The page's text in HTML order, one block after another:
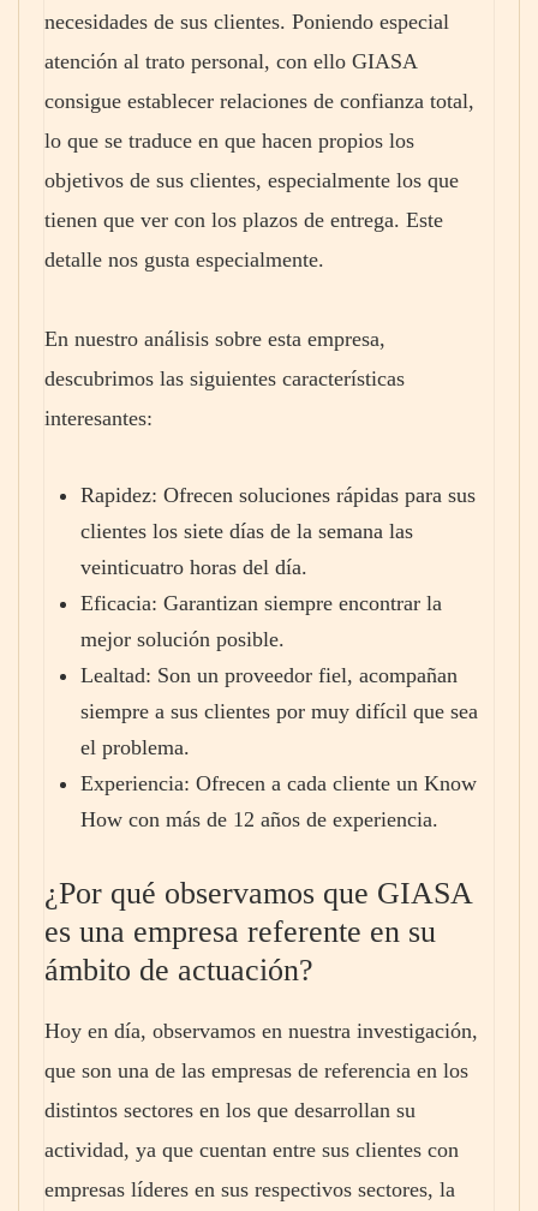
necesidades de sus clientes. Poniendo especial
atención al trato personal, con ello GIASA
consigue establecer relaciones de confianza total,
lo que se traduce en que hacen propios los
objetivos de sus clientes, especialmente los que
tienen que ver con los plazos de entrega. Este
detalle nos gusta especialmente.
En nuestro análisis sobre esta empresa,
descubrimos las siguientes características
interesantes:
Rapidez: Ofrecen soluciones rápidas para sus
clientes los siete días de la semana las
veinticuatro horas del día.
Eficacia: Garantizan siempre encontrar la
mejor solución posible.
Lealtad: Son un proveedor fiel, acompañan
siempre a sus clientes por muy difícil que sea
el problema.
Experiencia: Ofrecen a cada cliente un Know
How con más de 12 años de experiencia.
¿Por qué observamos que GIASA
es una empresa referente en su
ámbito de actuación?
Hoy en día, observamos en nuestra investigación,
que son una de las empresas de referencia en los
distintos sectores en los que desarrollan su
actividad, ya que cuentan entre sus clientes con
empresas líderes en sus respectivos sectores, la